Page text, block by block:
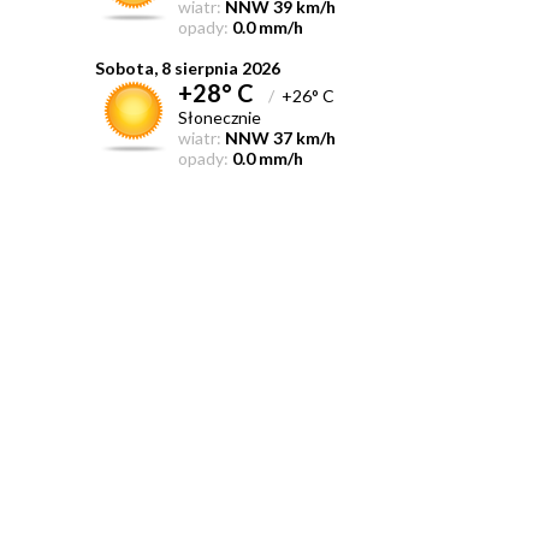
wiatr: NNW 39 km/h
opady: 0.0 mm/h
Sobota, 8 sierpnia 2026
+28° C /+26° C
Słonecznie
wiatr: NNW 37 km/h
opady: 0.0 mm/h